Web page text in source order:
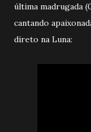
última madrugada
cantando
direto na Luna: